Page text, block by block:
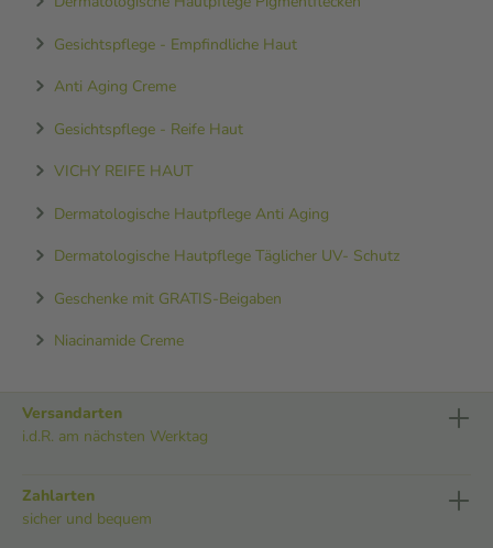
Gesichtspflege - Empfindliche Haut
Anti Aging Creme
Gesichtspflege - Reife Haut
VICHY REIFE HAUT
Dermatologische Hautpflege Anti Aging
Dermatologische Hautpflege Täglicher UV- Schutz
Geschenke mit GRATIS-Beigaben
Niacinamide Creme
Versandarten
i.d.R. am nächsten Werktag
Zahlarten
sicher und bequem